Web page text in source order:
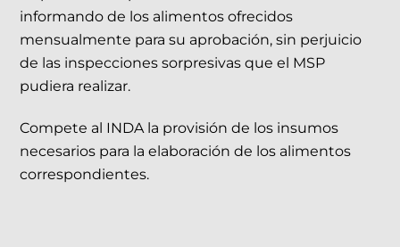
informando de los alimentos ofrecidos
mensualmente para su aprobación, sin perjuicio
de las inspecciones sorpresivas que el MSP
pudiera realizar.
Compete al INDA la provisión de los insumos
necesarios para la elaboración de los alimentos
correspondientes.